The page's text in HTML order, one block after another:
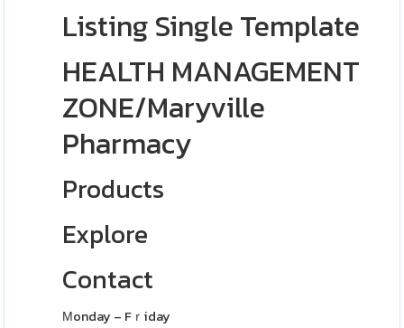
Listing Single Template
HEALTH MANAGEMENT
ZONE/Maryville
Pharmacy
Products
Explore
Contact
Мonday – Fｒiday